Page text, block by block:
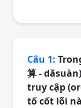
Câu 1:
算 -
truy cập
tố cốt lõi